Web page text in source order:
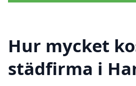
Hur mycket
städfirma i